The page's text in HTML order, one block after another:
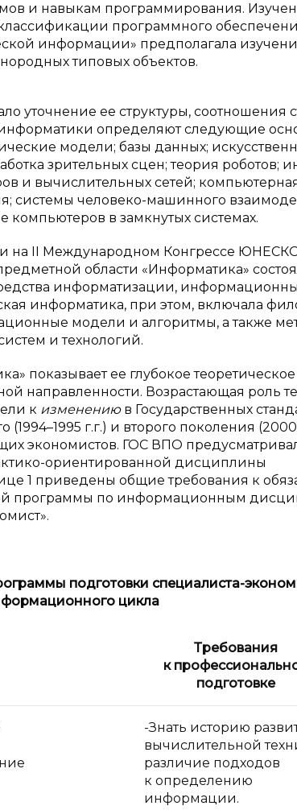
и навыкам программирования.
программного
информации» предполагала
типовых объектов.
уточнение ее структуры, соотношения
определяют следующие
модели; базы данных;
зрительных сцен; теория роботов;
и вычислительных сетей;
системы человеко-машинного
в замкнутых системах.
на II Международном Конгрессе
области «Информатика»
информатизации,
информатика, при этом, включала
модели и алгоритмы, а также
и технологий.
показывает ее глубокое
направленности. Возрастающая роль
к изменениюв Государственных
г.г.) и второго поколения (2000
экономистов. ГОС ВПО
ориентированной дисциплины
1 приведены общие требования к
программы по информационным
подготовки специалиста-
цикла
Требования
к
подготовке
-Знать историю
вычислительной
различие подходов
к определению
информации.